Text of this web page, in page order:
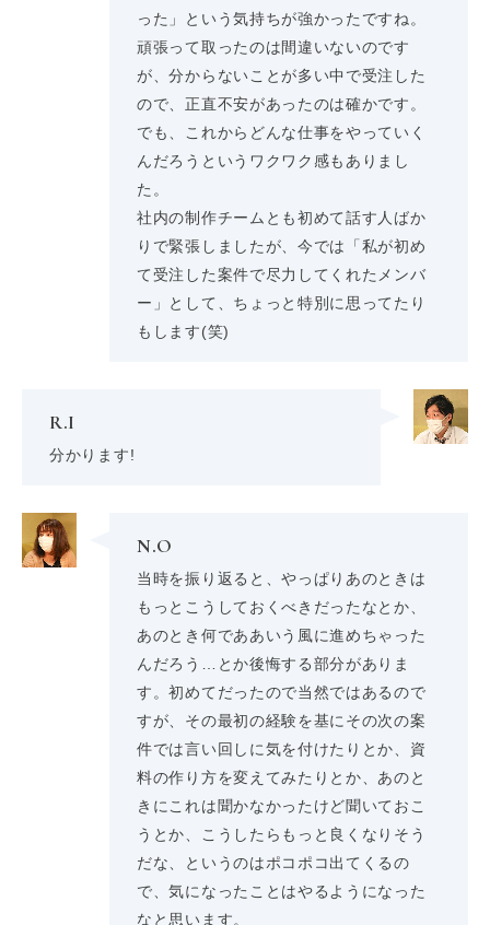
った」という気持ちが強かったですね。
頑張って取ったのは間違いないのです
が、分からないことが多い中で受注した
ので、正直不安があったのは確かです。
でも、これからどんな仕事をやっていく
んだろうというワクワク感もありまし
た。
社内の制作チームとも初めて話す人ばか
りで緊張しましたが、今では「私が初め
て受注した案件で尽力してくれたメンバ
ー」として、ちょっと特別に思ってたり
もします(笑)
R.I
分かります!
N.O
当時を振り返ると、やっぱりあのときは
もっとこうしておくべきだったなとか、
あのとき何でああいう風に進めちゃった
んだろう…とか後悔する部分がありま
す。初めてだったので当然ではあるので
すが、その最初の経験を基にその次の案
件では言い回しに気を付けたりとか、資
料の作り方を変えてみたりとか、あのと
きにこれは聞かなかったけど聞いておこ
うとか、こうしたらもっと良くなりそう
だな、というのはポコポコ出てくるの
で、気になったことはやるようになった
なと思います。